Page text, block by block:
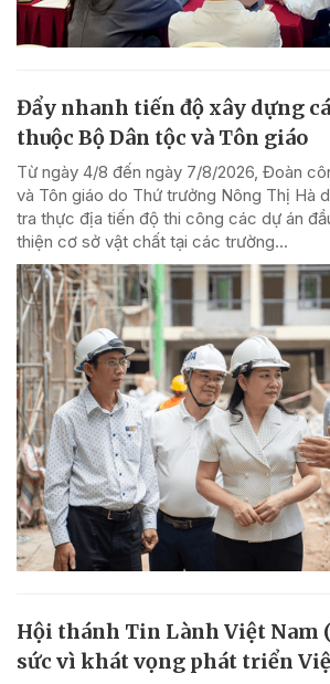
Đẩy nhanh tiến độ xây dựng
thuộc Bộ Dân tộc và Tôn giáo
Từ ngày 4/8 đến ngày 7/8/2026, Đoàn
và Tôn giáo do Thứ trưởng Nông Thị Hà
tra thực địa tiến độ thi công các dự án
thiện cơ sở vật chất tại các trường...
Hội thánh Tin Lành Việt Nam
sức vì khát vọng phát triển